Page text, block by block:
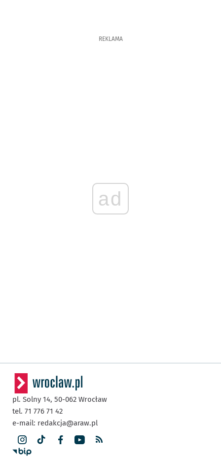
REKLAMA
ad
pl. Solny 14, 50-062 Wrocław
tel. 71 776 71 42
e-mail: redakcja@araw.pl